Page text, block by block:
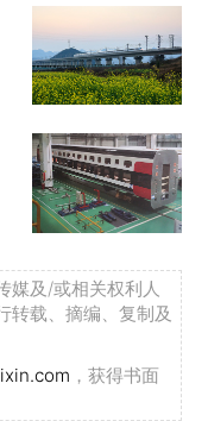
媒及/或相关权利人
转载、摘编、复制及
，获得书面